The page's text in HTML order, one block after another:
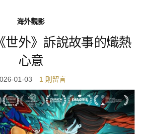
海外觀影
世外》訴說故事的熾熱
心意
01-03 1 則留言